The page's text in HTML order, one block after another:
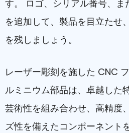
す。 ロゴ、シリアル番号、
を追加して、製品を目立たせ
を残しましょう。
レーザー彫刻を施した CNC
ルミニウム部品は、卓越した
芸術性を組み合わせ、高精度
ズ性を備えたコンポーネント